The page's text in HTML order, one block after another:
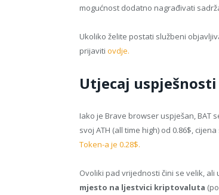
mogućnost dodatno nagrađivati
Ukoliko želite postati službeni
prijaviti ovdje.
Utjecaj
Iako je Brave browser uspješan, BAT
svoj ATH (all time high) od 0.86$,
Token-a je 0.28$.
Ovoliki pad vrijednosti čini se velik,
mjesto na ljestvici kriptovaluta